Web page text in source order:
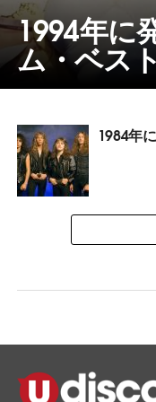
1994年に
ム・ベス
1984年